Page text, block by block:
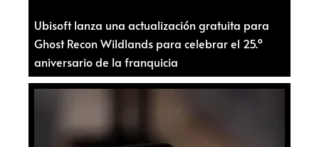
Ubisoft lanza una actualización gratuita para
Ghost Recon Wildlands para celebrar el 25.º
aniversario de la franquicia